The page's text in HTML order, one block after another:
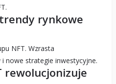
rynkowe
NFT. Wzrasta
nowe strategie inwestycyjne.
rewolucjonizuje